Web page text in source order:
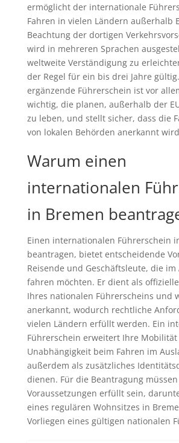
ermöglicht der internationale
Fahren in vielen Ländern außerhalb
Beachtung der dortigen
wird in mehreren Sprachen
weltweite Verständigung zu
der Regel für ein bis drei Jahre
ergänzende Führerschein ist vor
wichtig, die planen, außerhalb der
zu leben, und stellt sicher, dass die
von lokalen Behörden anerkannt
Warum einen
internationalen
in Bremen
Einen internationalen Führerschein
beantragen, bietet entscheidende
Reisende und Geschäftsleute, die
fahren möchten. Er dient als
Ihres nationalen Führerscheins und
anerkannt, wodurch rechtliche
vielen Ländern erfüllt werden. Ein
Führerschein erweitert Ihre
Unabhängigkeit beim Fahren im
außerdem als zusätzliches
dienen. Für die Beantragung
Voraussetzungen erfüllt sein,
eines regulären Wohnsitzes in
Vorliegen eines gültigen nationalen